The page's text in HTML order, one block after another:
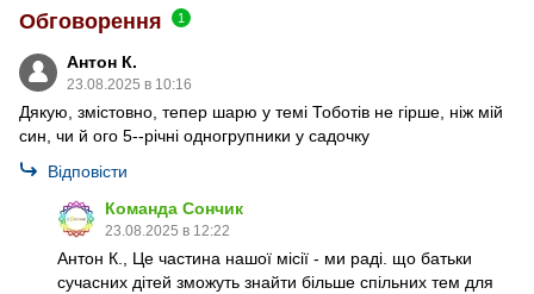
Обговорення 1
Антон К.
23.08.2025 в 10:16
Дякую, змістовно, тепер шарю у темі Тоботів не гірше, ніж мій
син, чи й ого 5--річні одногрупники у садочку
Відповісти
Команда Сончик
23.08.2025 в 12:22
Антон К., Це частина нашої місії - ми раді. що батьки
сучасних дітей зможуть знайти більше спільних тем для